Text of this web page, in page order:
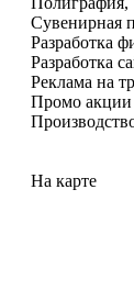
Сувенирная
Разработка
Разработка
Реклама на
Промо акции
На карте